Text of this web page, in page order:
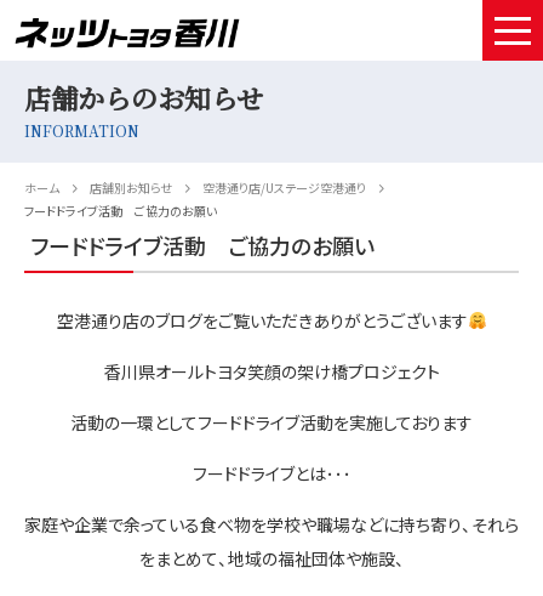
中古車情報
店舗情報
サービスメンテナンス
お得なお支払い
採用情報
お問い合わせ
店舗からのお知らせ
INFORMATION
ホーム 店舗別お知らせ
空港通り店/Uステージ空港通り
フードドライブ活動 ご協力のお願い
フードドライブ活動 ご協力のお願い
空港通り店のブログをご覧いただきありがとうございます
香川県オールトヨタ笑顔の架け橋プロジェクト
活動の一環としてフードドライブ活動を実施しております
フードドライブとは･･･
家庭や企業で余っている食べ物を学校や職場などに持ち寄り、それら
をまとめて、地域の福祉団体や施設、